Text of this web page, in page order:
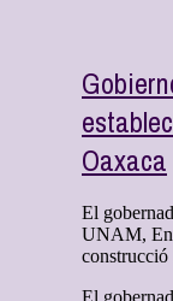
Oaxaca
El
UNAM,
construcció